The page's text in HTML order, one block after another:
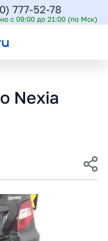
777-52-78
с 09:00 до 21:00 (по Мск)
Nexia